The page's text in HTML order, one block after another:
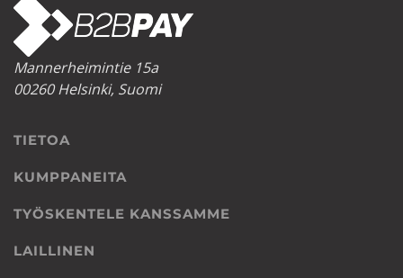
Mannerheimintie 15a
00260 Helsinki, Suomi
TIETOA
KUMPPANEITA
TYÖSKENTELE KANSSAMME
LAILLINEN